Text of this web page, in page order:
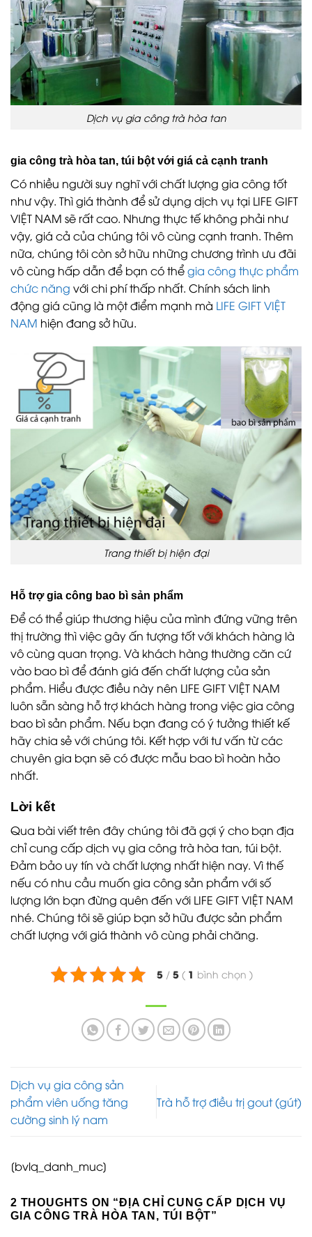
Dịch vụ gia công trà hòa tan
gia công trà hòa tan, túi bột với giá cả cạnh tranh
Có nhiều người suy nghĩ với chất lượng gia công tốt
như vậy. Thì giá thành để sử dụng dịch vụ tại LIFE GIFT
VIỆT NAM sẽ rất cao. Nhưng thực tế không phải như
vậy, giá cả của chúng tôi vô cùng cạnh tranh. Thêm
nữa, chúng tôi còn sở hữu những chương trình ưu đãi
vô cùng hấp dẫn để bạn có thểgia công thực phẩm
chức năng với chi phí thấp nhất. Chính sách linh
động giá cũng là một điểm mạnh mà LIFE GIFT VIỆT
NAM hiện đang sở hữu.
Trang thiết bị hiện đại
Hỗ trợ gia công bao bì sản phẩm
Để có thể giúp thương hiệu của mình đứng vững trên
thị trường thì việc gây ấn tượng tốt với khách hàng là
vô cùng quan trọng. Và khách hàng thường căn cứ
vào bao bì để đánh giá đến chất lượng của sản
phẩm. Hiểu được điều này nên LIFE GIFT VIỆT NAM
luôn sẵn sàng hỗ trợ khách hàng trong việc gia công
bao bì sản phẩm. Nếu bạn đang có ý tưởng thiết kế
hãy chia sẻ với chúng tôi. Kết hợp với tư vấn từ các
chuyên gia bạn sẽ có được mẫu bao bì hoàn hảo
nhất.
Lời kết
Qua bài viết trên đây chúng tôi đã gợi ý cho bạn địa
chỉ cung cấp dịch vụ gia công trà hòa tan, túi bột.
Đảm bảo uy tín và chất lượng nhất hiện nay. Vì thế
nếu có nhu cầu muốn gia công sản phẩm với số
lượng lớn bạn đừng quên đến với LIFE GIFT VIỆT NAM
nhé. Chúng tôi sẽ giúp bạn sở hữu được sản phẩm
chất lượng với giá thành vô cùng phải chăng.
5 / 5 ( 1 bình chọn )
Dịch vụ gia công sản
phẩm viên uống tăng
cường sinh lý nam
Trà hỗ trợ điều trị gout (gút)
[bvlq_danh_muc]
2 THOUGHTS ON “ĐỊA CHỈ CUNG CẤP DỊCH VỤ
GIA CÔNG TRÀ HÒA TAN, TÚI BỘT”